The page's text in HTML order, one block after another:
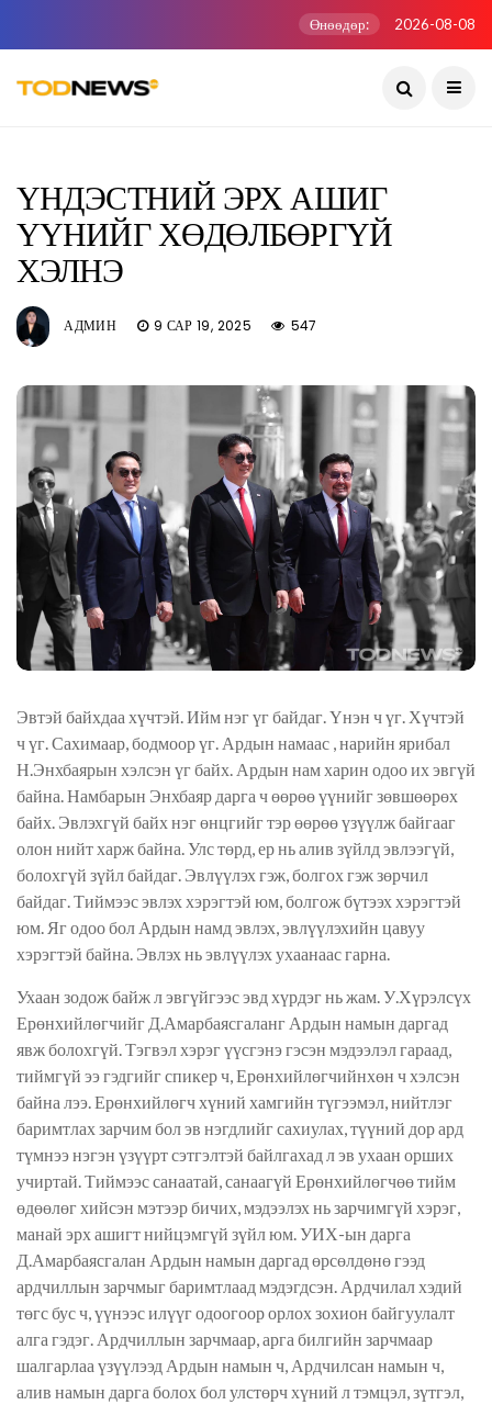
Өнөөдөр: 2026-08-08
ҮНДЭСТНИЙ ЭРХ АШИГ
ҮҮНИЙГ ХӨДӨЛБӨРГҮЙ
ХЭЛНЭ
АДМИН 9 САР 19, 2025 547
Эвтэй байхдаа хүчтэй. Ийм нэг үг байдаг. Үнэн ч үг. Хүчтэй
ч үг. Сахимаар, бодмоор үг. Ардын намаас , нарийн ярибал
Н.Энхбаярын хэлсэн үг байх. Ардын нам харин одоо их эвгүй
байна. Намбарын Энхбаяр дарга ч өөрөө үүнийг зөвшөөрөх
байх. Эвлэхгүй байх нэг өнцгийг тэр өөрөө үзүүлж байгааг
олон нийт харж байна. Улс төрд, ер нь алив зүйлд эвлээгүй,
болохгүй зүйл байдаг. Эвлүүлэх гэж, болгох гэж зөрчил
байдаг. Тиймээс эвлэх хэрэгтэй юм, болгож бүтээх хэрэгтэй
юм. Яг одоо бол Ардын намд эвлэх, эвлүүлэхийн цавуу
хэрэгтэй байна. Эвлэх нь эвлүүлэх ухаанаас гарна.
Ухаан зодож байж л эвгүйгээс эвд хүрдэг нь жам. У.Хүрэлсүх
Ерөнхийлөгчийг Д.Амарбаясгаланг Ардын намын даргад
явж болохгүй. Тэгвэл хэрэг үүсгэнэ гэсэн мэдээлэл гараад,
тиймгүй ээ гэдгийг спикер ч, Ерөнхийлөгчийнхөн ч хэлсэн
байна лээ. Ерөнхийлөгч хүний хамгийн түгээмэл, нийтлэг
баримтлах зарчим бол эв нэгдлийг сахиулах, түүний дор ард
түмнээ нэгэн үзүүрт сэтгэлтэй байлгахад л эв ухаан орших
учиртай. Тиймээс санаатай, санаагүй Ерөнхийлөгчөө тийм
өдөөлөг хийсэн мэтээр бичих, мэдээлэх нь зарчимгүй хэрэг,
манай эрх ашигт нийцэмгүй зүйл юм. УИХ-ын дарга
Д.Амарбаясгалан Ардын намын даргад өрсөлдөнө гээд
ардчиллын зарчмыг баримтлаад мэдэгдсэн. Ардчилал хэдий
төгс бус ч, үүнээс илүүг одоогоор орлох зохион байгуулалт
алга гэдэг. Ардчиллын зарчмаар, арга билгийн зарчмаар
шалгарлаа үзүүлээд Ардын намын ч, Ардчилсан намын ч,
алив намын дарга болох бол улстөрч хүний л тэмцэл, зүтгэл,